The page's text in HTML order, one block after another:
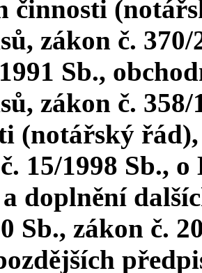
činnosti
zákon č.
Sb.,
zákon č.
(notářský
15/1998 Sb.,
a doplnění
Sb., zákon č.